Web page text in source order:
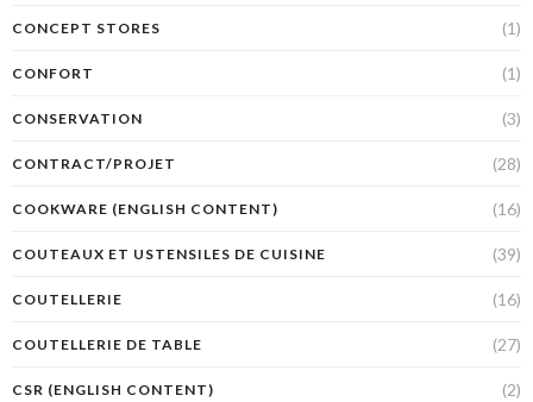
CONCEPT STORES (1)
CONFORT (1)
CONSERVATION (3)
CONTRACT/PROJET (28)
COOKWARE (ENGLISH CONTENT) (16)
COUTEAUX ET USTENSILES DE CUISINE (39)
COUTELLERIE (16)
COUTELLERIE DE TABLE (27)
CSR (ENGLISH CONTENT) (2)